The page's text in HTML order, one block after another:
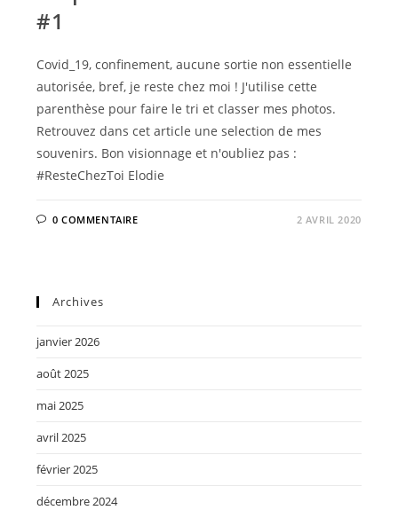
#1
Covid_19, confinement, aucune sortie non essentielle
autorisée, bref, je reste chez moi ! J'utilise cette
parenthèse pour faire le tri et classer mes photos.
Retrouvez dans cet article une selection de mes
souvenirs. Bon visionnage et n'oubliez pas :
#ResteChezToi Elodie
0 COMMENTAIRE 2 AVRIL 2020
Archives
janvier 2026
août 2025
mai 2025
avril 2025
février 2025
décembre 2024